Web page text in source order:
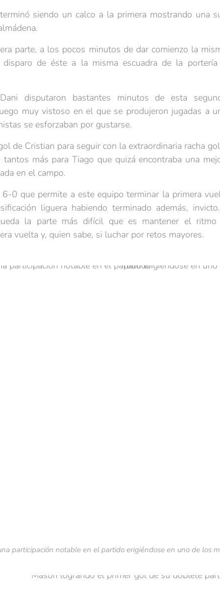
siendo un calco a la primera mostrando una
parte, a los pocos minutos de dar comienzo la
disparo de éste a la misma escuadra de la
disputaron bastantes minutos de esta
muy vistoso en el que se produjeron jugadas a
se esforzaban por gustarse.
de Cristian para seguir con la extraordinaria racha
más para Tiago que quizá encontraba una
en el campo.
0 que permite a este equipo terminar la primera
liguera habiendo terminado además,
la parte más difícil que es mantener el
vuelta y, quien sabe, si luchar por retos mayores.
participación notable en el partido erigiéndose en uno de los